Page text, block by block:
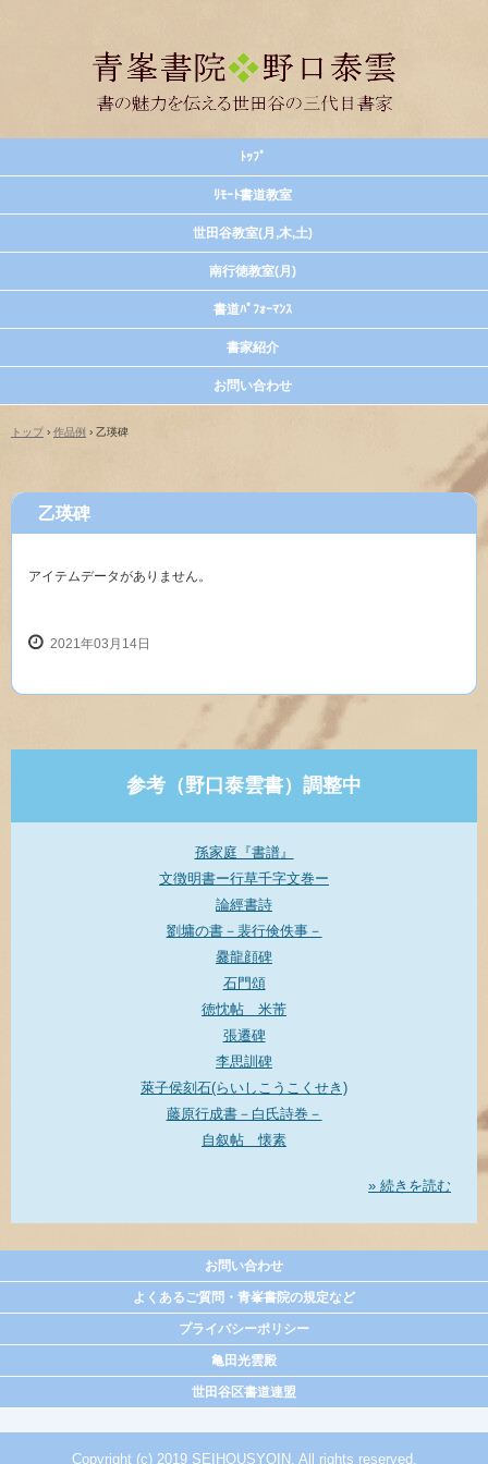
ﾄｯﾌﾟ
ﾘﾓｰﾄ書道教室
世田谷教室(月,木,土)
南行徳教室(月)
書道ﾊﾟﾌｫｰﾏﾝｽ
書家紹介
お問い合わせ
トップ › 作品例 › 乙瑛碑
乙瑛碑
アイテムデータがありません。
2021年03月14日
参考（野口泰雲書）調整中
孫家庭『書譜』
文徴明書ー行草千字文巻ー
論經書詩
劉墉の書－裴行倹佚事－
爨龍顔碑
石門頌
徳忱帖 米芾
張遷碑
李思訓碑
萊子侯刻石(らいしこうこくせき)
藤原行成書－白氏詩巻－
自叙帖 懐素
» 続きを読む
お問い合わせ
よくあるご質問・青峯書院の規定など
プライバシーポリシー
亀田光雲殿
世田谷区書道連盟
Copyright (c) 2019 SEIHOUSYOIN. All rights reserved.